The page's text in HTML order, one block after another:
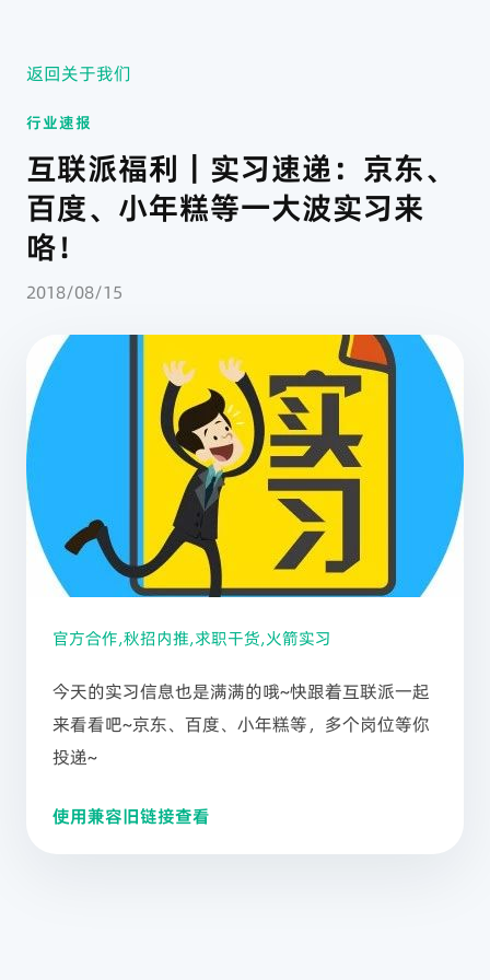
返回关于我们
行业速报
互联派福利｜实习速递：京东、
百度、小年糕等一大波实习来
咯！
2018/08/15
官方合作,秋招内推,求职干货,火箭实习
今天的实习信息也是满满的哦~快跟着互联派一起
来看看吧~京东、百度、小年糕等，多个岗位等你
投递~
使用兼容旧链接查看